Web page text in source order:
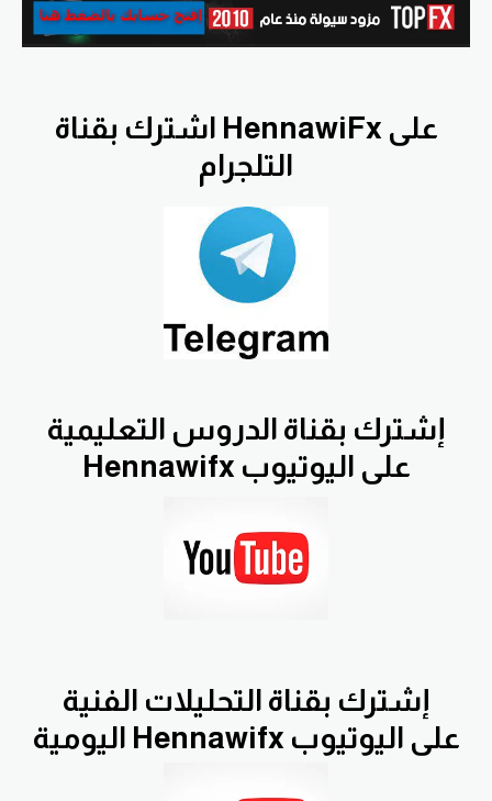
اشترك بقناة HennawiFx على
التلجرام
إشترك بقناة الدروس التعليمية
Hennawifx على اليوتيوب
إشترك بقناة التحليلات الفنية
اليومية Hennawifx على اليوتيوب